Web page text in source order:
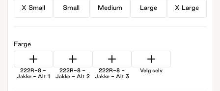
X Small Small Medium Large X Large
Farge
222R-8 -
Jakke - Alt 1
222R-8 -
Jakke - Alt 2
222R-8 -
Jakke - Alt 3
Velg selv